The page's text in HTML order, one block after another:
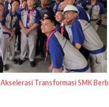
Transformasi SMK